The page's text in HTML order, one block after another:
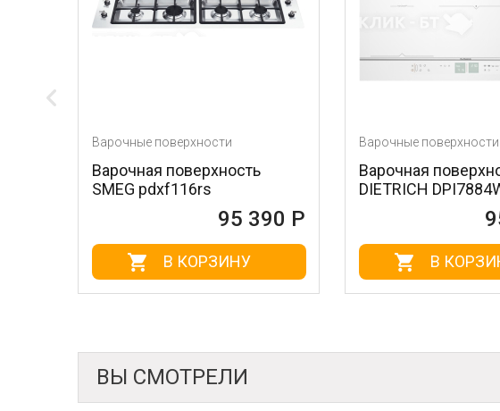
Варочные поверхности
Варочная поверхность
SMEG pdxf116rs
95 390 Р
В КОРЗИНУ
Варочные поверхности
Варочная поверхность DE
DIETRICH DPI7884W
95 420 Р
В КОРЗИНУ
ВЫ СМОТРЕЛИ